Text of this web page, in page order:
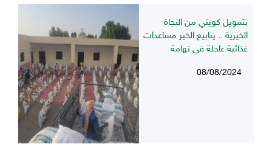
بتمويل كويتي من النجاة
الخيرية .. ينابيع الخير مساعدات
غذائية عاجلة في تهامة
08/08/2024